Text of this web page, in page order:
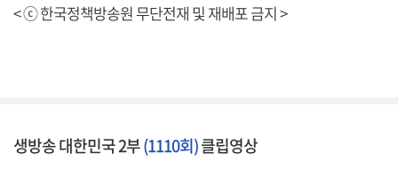
< ⓒ 한국정책방송원 무단전재 및 재배포 금지 >
생방송 대한민국 2부(1110회)클립영상